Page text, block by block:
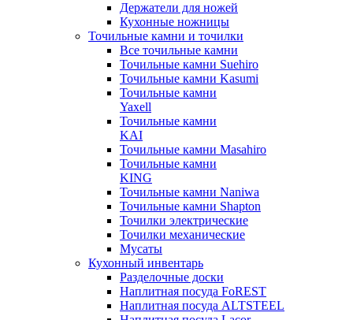
Держатели для ножей
Кухонные ножницы
Точильные камни и точилки
Все точильные камни
Точильные камни Suehiro
Точильные камни Kasumi
Точильные камни
Yaxell
Точильные камни
KAI
Точильные камни Masahiro
Точильные камни
KING
Точильные камни Naniwa
Точильные камни Shapton
Точилки электрические
Точилки механические
Мусаты
Кухонный инвентарь
Разделочные доски
Наплитная посуда FoREST
Наплитная посуда ALTSTEEL